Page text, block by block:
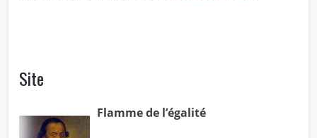
Site
Flamme de l’égalité